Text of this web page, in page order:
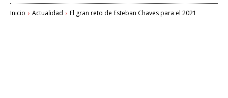
Inicio Actualidad El gran reto de Esteban Chaves para el 2021